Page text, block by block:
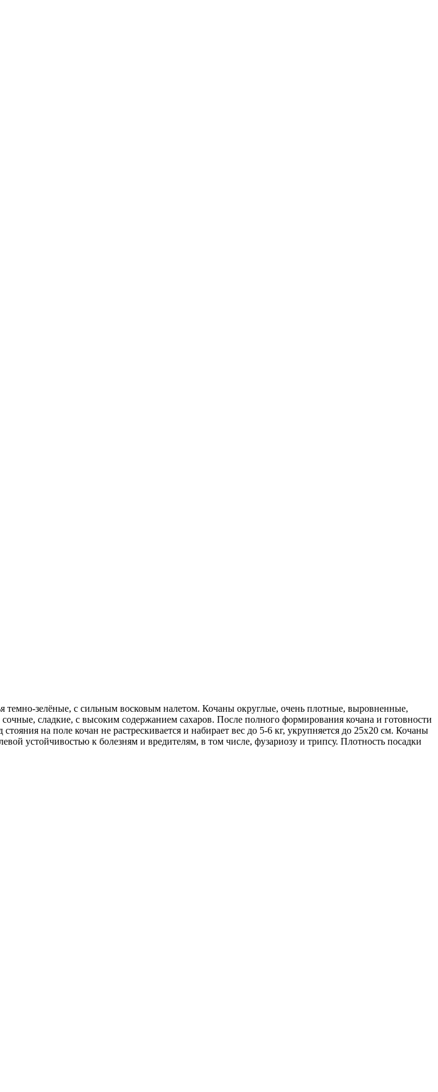
темно-зелёные, с сильным восковым налетом. Кочаны округлые, очень плотные, выровненные,
сладкие, с высоким содержанием сахаров. После полного формирования кочана и готовности
на поле кочан не растрескивается и набирает вес до 5-6 кг, укрупняется до 25х20 см. Кочаны
устойчивостью к болезням и вредителям, в том числе, фузариозу и трипсу. Плотность посадки